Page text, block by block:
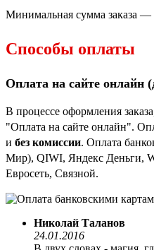
Минимальная сумма заказа —
Способы оплаты
Оплата на сайте онлайн
В процессе оформления
"Оплата на сайте онлайн".
и без комиссии. Оплата
Мир), QIWI, Яндекс Деньги,
Евросеть, Связной.
Николай Таланов
24.01.2016